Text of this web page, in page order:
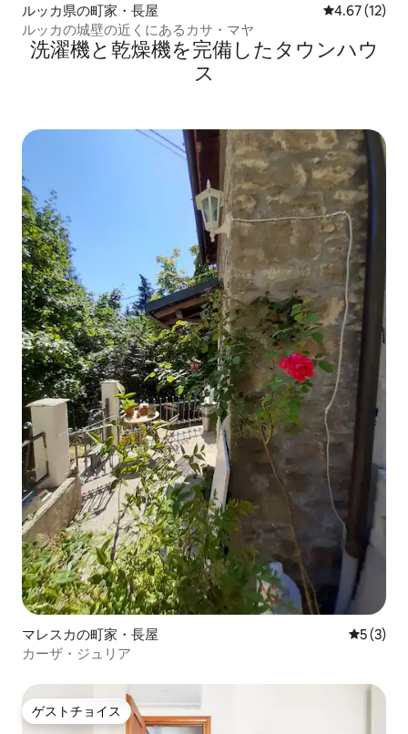
ルッカ県の町家・長屋 レビュー12
4.67 (12)
ルッカの城壁の近くにあるカサ・マヤ
洗濯機と乾燥機を完備したタウンハウ
ス
マレスカの町家・長屋 レビュー
5 (3)
カーザ・ジュリア
ゲストチョイス
ゲストチョイス